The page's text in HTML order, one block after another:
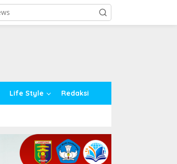
Life Style Redaksi